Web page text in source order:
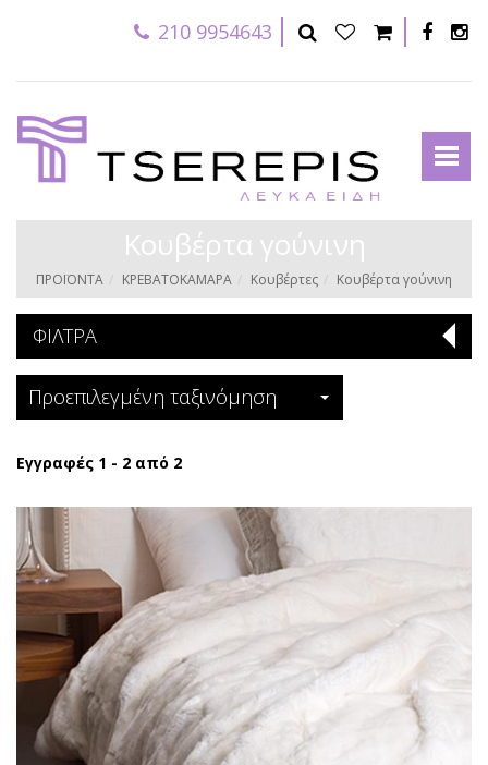
210 9954643
Κουβέρτα γούνινη
ΠΡΟΪΟΝΤΑ ΚΡΕΒΑΤΟΚΑΜΑΡΑ Κουβέρτες Κουβέρτα γούνινη
ΦΙΛΤΡΑ
Προεπιλεγμένη ταξινόμηση
Εγγραφές 1 - 2 από 2